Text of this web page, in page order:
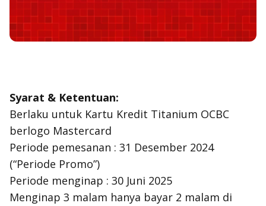
Syarat & Ketentuan:
Berlaku untuk Kartu Kredit Titanium OCBC
berlogo Mastercard
Periode pemesanan : 31 Desember 2024
(“Periode Promo”)
Periode menginap : 30 Juni 2025
Menginap 3 malam hanya bayar 2 malam di